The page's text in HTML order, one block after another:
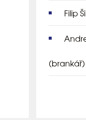
Filip
(brankář)